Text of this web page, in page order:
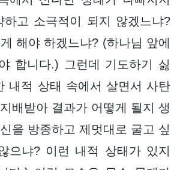
하고 소극적이 되지 않겠느냐?
해야 하겠느냐? (하나님 앞에
합니다.) 그런데 기도하기 싫
내적 상태 속에서 살면서 사탄
배받아 결과가 어떻게 될지 생
을 방종하고 제멋대로 굴고 싶
으냐? 이런 내적 상태가 있지